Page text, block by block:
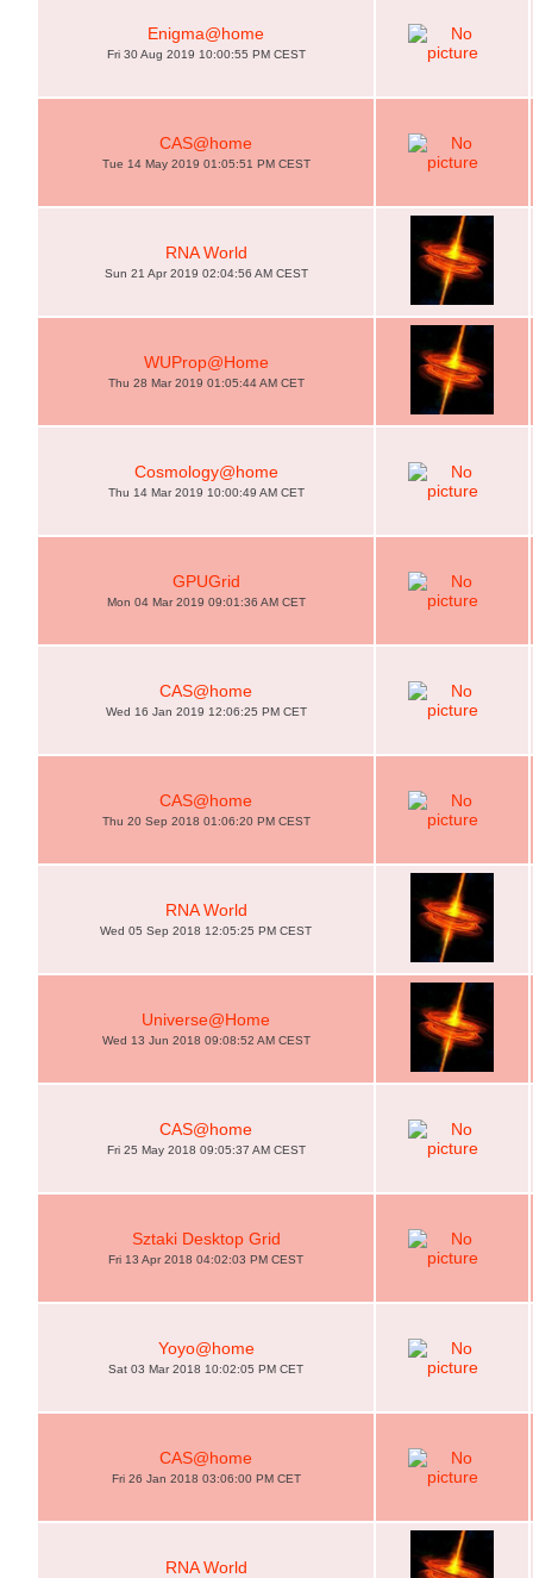
Enigma@home
Fri 30 Aug 2019 10:00:55 PM CEST
CAS@home
Tue 14 May 2019 01:05:51 PM CEST
RNA World
Sun 21 Apr 2019 02:04:56 AM CEST
WUProp@Home
Thu 28 Mar 2019 01:05:44 AM CET
Cosmology@home
Thu 14 Mar 2019 10:00:49 AM CET
GPUGrid
Mon 04 Mar 2019 09:01:36 AM CET
CAS@home
Wed 16 Jan 2019 12:06:25 PM CET
CAS@home
Thu 20 Sep 2018 01:06:20 PM CEST
RNA World
Wed 05 Sep 2018 12:05:25 PM CEST
Universe@Home
Wed 13 Jun 2018 09:08:52 AM CEST
CAS@home
Fri 25 May 2018 09:05:37 AM CEST
Sztaki Desktop Grid
Fri 13 Apr 2018 04:02:03 PM CEST
Yoyo@home
Sat 03 Mar 2018 10:02:05 PM CET
CAS@home
Fri 26 Jan 2018 03:06:00 PM CET
RNA World